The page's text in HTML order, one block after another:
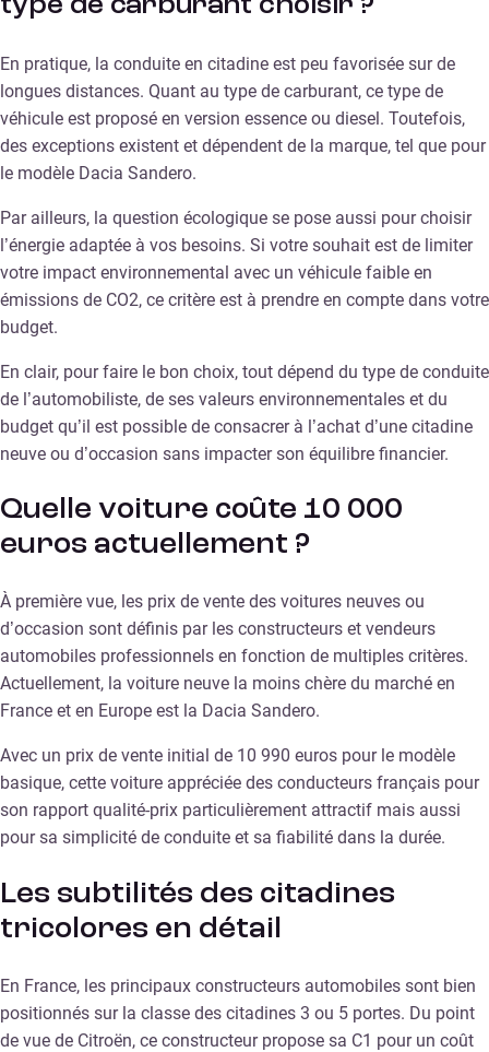
En pratique, la conduite en citadine est peu favorisée sur de
longues distances. Quant au type de carburant, ce type de
véhicule est proposé en version essence ou diesel. Toutefois,
des exceptions existent et dépendent de la marque, tel que pour
le modèle Dacia Sandero.
Par ailleurs, la question écologique se pose aussi pour choisir
l’énergie adaptée à vos besoins. Si votre souhait est de limiter
votre impact environnemental avec un véhicule faible en
émissions de CO2, ce critère est à prendre en compte dans votre
budget.
En clair, pour faire le bon choix, tout dépend du type de conduite
de l’automobiliste, de ses valeurs environnementales et du
budget qu’il est possible de consacrer à l’achat d’une citadine
neuve ou d’occasion sans impacter son équilibre financier.
Quelle voiture coûte 10 000
euros actuellement ?
À première vue, les prix de vente des voitures neuves ou
d’occasion sont définis par les constructeurs et vendeurs
automobiles professionnels en fonction de multiples critères.
Actuellement, la voiture neuve la moins chère du marché en
France et en Europe est la Dacia Sandero.
Avec un prix de vente initial de 10 990 euros pour le modèle
basique, cette voiture appréciée des conducteurs français pour
son rapport qualité-prix particulièrement attractif mais aussi
pour sa simplicité de conduite et sa fiabilité dans la durée.
Les subtilités des citadines
tricolores en détail
En France, les principaux constructeurs automobiles sont bien
positionnés sur la classe des citadines 3 ou 5 portes. Du point
de vue de Citroën, ce constructeur propose sa C1 pour un coût